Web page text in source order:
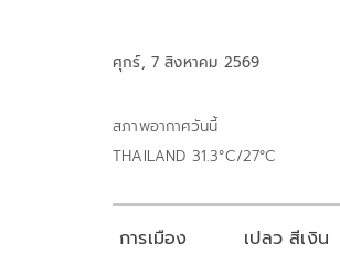
ศุกร์, 7 สิงหาคม 2569
สภาพอากาศวันนี้
THAILAND 31.3°C/27°C
การเมือง เปลว สีเงิน